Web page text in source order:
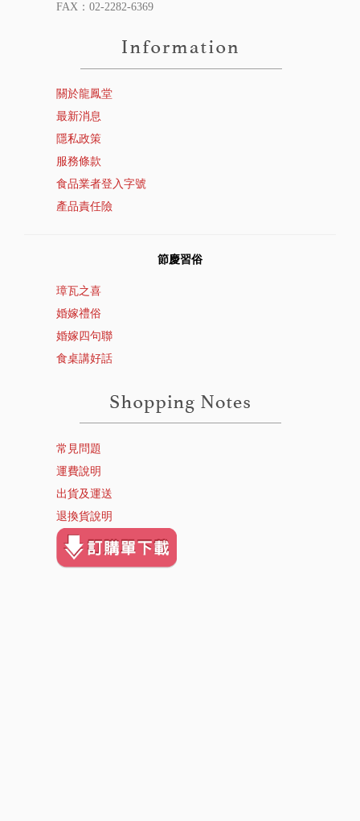
FAX：02-2282-6369
關於龍鳳堂
最新消息
隱私政策
服務條款
食品業者登入字號
產品責任險
節慶習俗
璋瓦之喜
婚嫁禮俗
婚嫁四句聯
食桌講好話
常見問題
運費說明
出貨及運送
退換貨說明